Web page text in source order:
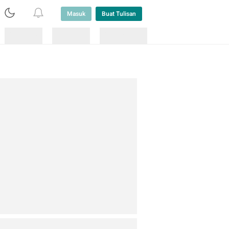
Masuk Buat Tulisan